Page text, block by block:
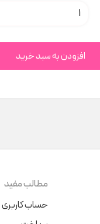
ست زرد بستنی نیلسام ۵۵۳ کد t000678 عدد
افزودن به سبد خرید
مطالب مفید
حساب